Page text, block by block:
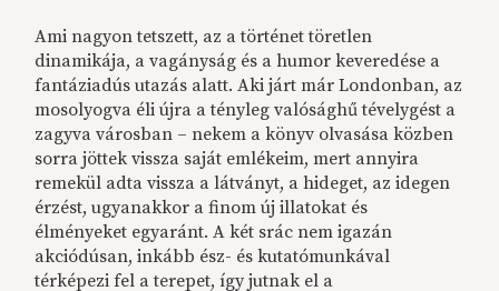
Ami nagyon tetszett, az a történet töretlen
dinamikája, a vagányság és a humor keveredése a
fantáziadús utazás alatt. Aki járt már Londonban, az
mosolyogva éli újra a tényleg valósághű tévelygést a
zagyva városban – nekem a könyv olvasása közben
sorra jöttek vissza saját emlékeim, mert annyira
remekül adta vissza a látványt, a hideget, az idegen
érzést, ugyanakkor a finom új illatokat és
élményeket egyaránt. A két srác nem igazán
akciódúsan, inkább ész- és kutatómunkával
térképezi fel a terepet, így jutnak el a